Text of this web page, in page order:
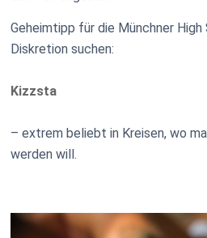
Geheimtipp für die Münchner
Diskretion suchen:
Kizzsta
– extrem beliebt in Kreisen, wo
werden will.